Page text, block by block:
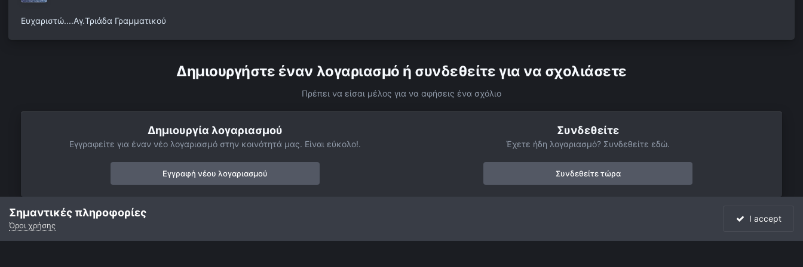
Ευχαριστώ....Αγ.Τριάδα Γραμματικού
Δημιουργήστε έναν λογαριασμό ή συνδεθείτε για να σχολιάσετε
Πρέπει να είσαι μέλος για να αφήσεις ένα σχόλιο
Δημιουργία λογαριασμού
Εγγραφείτε για έναν νέο λογαριασμό στην κοινότητά μας. Είναι εύκολο!.
Εγγραφή νέου λογαριασμού
Συνδεθείτε
Έχετε ήδη λογαριασμό? Συνδεθείτε εδώ.
Συνδεθείτε τώρα
Αρχή
Σημαντικές πληροφορίες
Όροι χρήσης
I accept